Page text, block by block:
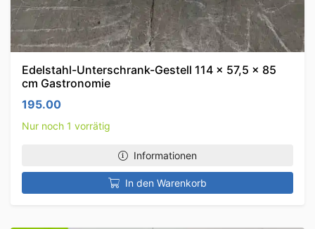
Edelstahl-Unterschrank-Gestell 114 x 57,5 x 85
cm Gastronomie
195.00
Nur noch 1 vorrätig
Informationen
In den Warenkorb